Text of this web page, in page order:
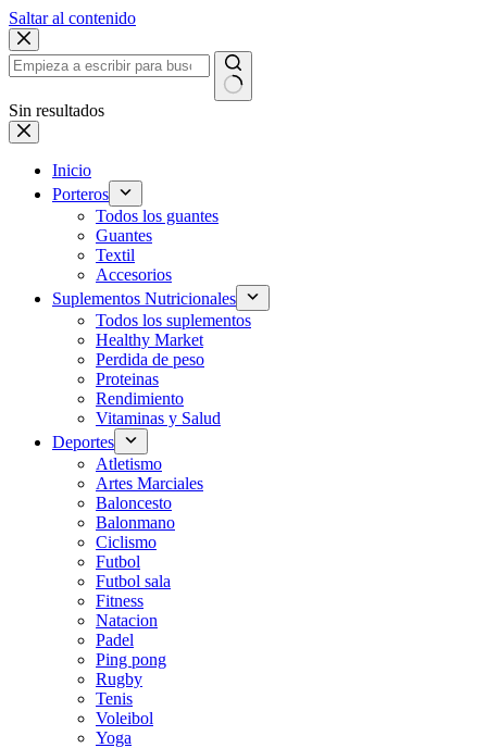
Saltar al contenido
Sin resultados
Inicio
Porteros
Todos los guantes
Guantes
Textil
Accesorios
Suplementos Nutricionales
Todos los suplementos
Healthy Market
Perdida de peso
Proteinas
Rendimiento
Vitaminas y Salud
Deportes
Atletismo
Artes Marciales
Baloncesto
Balonmano
Ciclismo
Futbol
Futbol sala
Fitness
Natacion
Padel
Ping pong
Rugby
Tenis
Voleibol
Yoga